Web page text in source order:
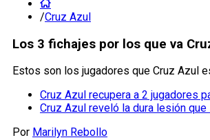
/Cruz Azul
Los 3 fichajes por los que va
Estos son los jugadores que Cruz Azul
Cruz Azul recupera a 2 jugadores
Cruz Azul reveló la dura lesión
Por Marilyn Rebollo